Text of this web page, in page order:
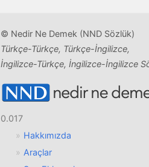
© Nedir Ne Demek (NND Sözlük)
Türkçe-Türkçe, Türkçe-İngilizce,
İngilizce-Türkçe, İngilizce-İngilizce
0.017
Hakkımızda
Araçlar